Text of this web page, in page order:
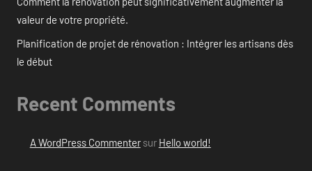
valeur de votre propriété.
Planification de projet de rénovation : Intégrer les artisans dès
le début
Recent Comments
A WordPress Commentersur Hello world!